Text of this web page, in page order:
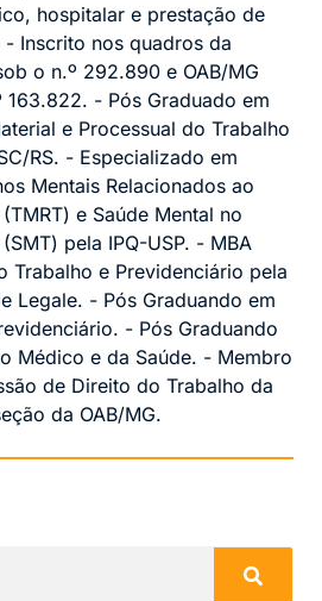
hospitalar e prestação de
- Inscrito nos quadros da
o n.º 292.890 e OAB/MG
163.822. - Pós Graduado em
e Processual do Trabalho
RS. - Especializado em
Mentais Relacionados ao
e Saúde Mental no
pela IPQ-USP. - MBA
Trabalho e Previdenciário pela
Legale. - Pós Graduando em
- Pós Graduando
Médico e da Saúde. - Membro
de Direito do Trabalho da
da OAB/MG.